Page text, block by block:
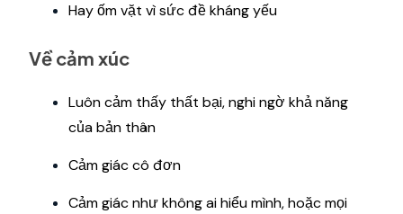
Hay ốm vặt vì sức đề kháng yếu
Về cảm xúc
Luôn cảm thấy thất bại, nghi ngờ khả năng
của bản thân
Cảm giác cô đơn
Cảm giác như không ai hiểu mình, hoặc mọi